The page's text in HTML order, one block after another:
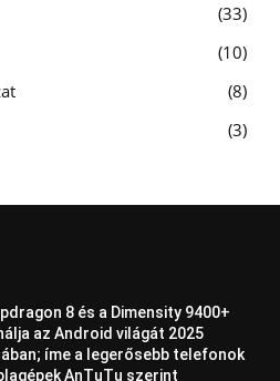
33
10
8
3
8 és a Dimensity 9400+
az Android világát 2025
íme a legerősebb telefonok
AnTuTu szerint